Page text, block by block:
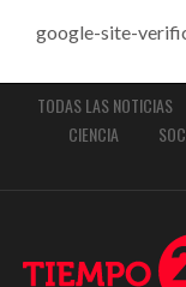
google-site-
TODAS LAS NOTICIAS
CIENCIA